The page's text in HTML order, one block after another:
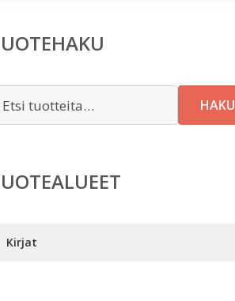
HAKU
Kirjat